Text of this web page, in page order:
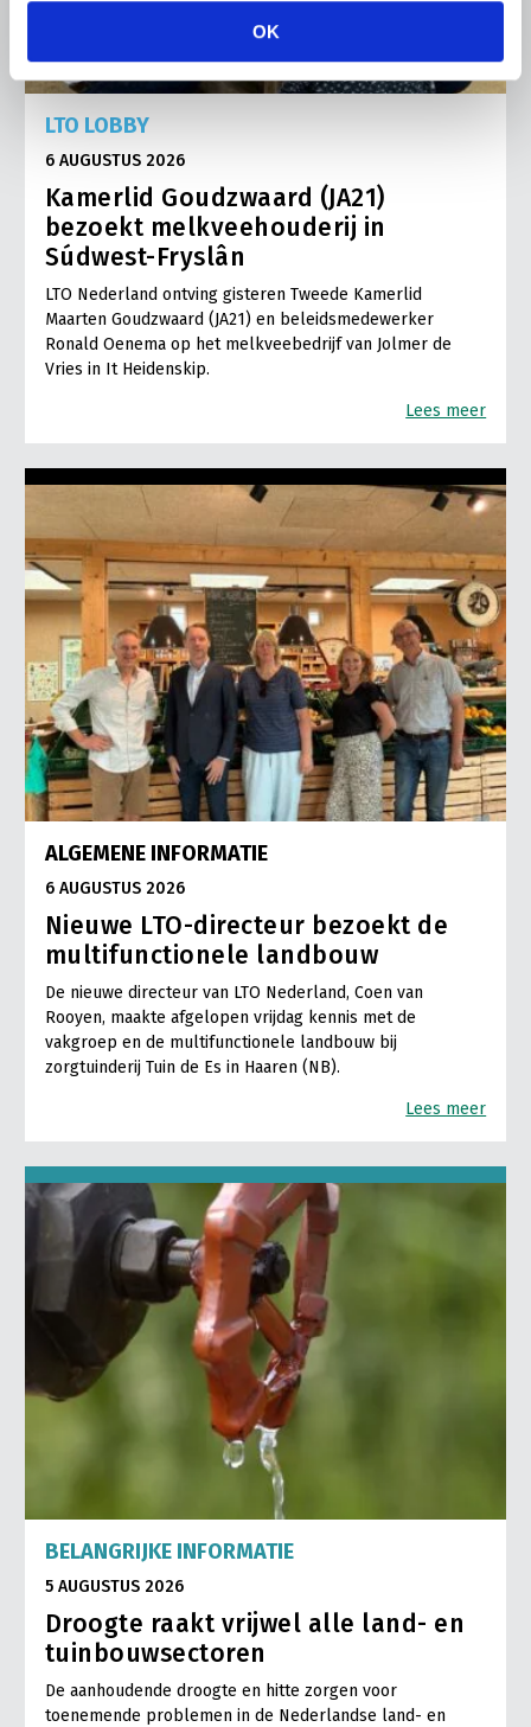
OK
LTO LOBBY
6 AUGUSTUS 2026
Kamerlid Goudzwaard (JA21)
bezoekt melkveehouderij in
Súdwest-Fryslân
LTO Nederland ontving gisteren Tweede Kamerlid
Maarten Goudzwaard (JA21) en beleidsmedewerker
Ronald Oenema op het melkveebedrijf van Jolmer de
Vries in It Heidenskip.
Lees meer
ALGEMENE INFORMATIE
6 AUGUSTUS 2026
Nieuwe LTO-directeur bezoekt de
multifunctionele landbouw
De nieuwe directeur van LTO Nederland, Coen van
Rooyen, maakte afgelopen vrijdag kennis met de
vakgroep en de multifunctionele landbouw bij
zorgtuinderij Tuin de Es in Haaren (NB).
Lees meer
BELANGRIJKE INFORMATIE
5 AUGUSTUS 2026
Droogte raakt vrijwel alle land- en
tuinbouwsectoren
De aanhoudende droogte en hitte zorgen voor
toenemende problemen in de Nederlandse land- en